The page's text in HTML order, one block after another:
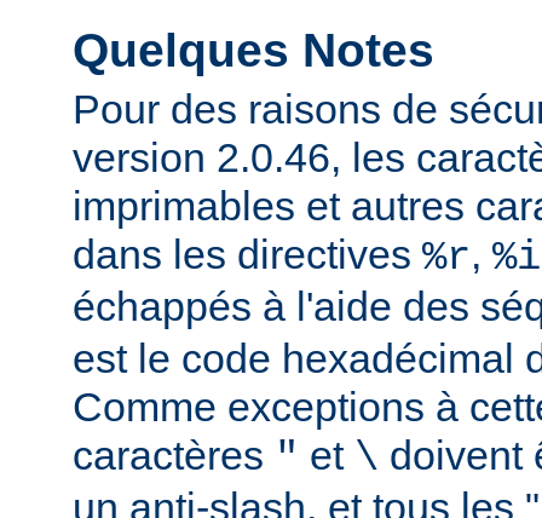
Quelques Notes
Pour des raisons de
version 2.0.46, les
imprimables et autres
dans les directives %r, %i
échappés à l'aide des
est le code hexadécimal
Comme exceptions à
caractères " et \ doivent
un anti-slash, et tous les